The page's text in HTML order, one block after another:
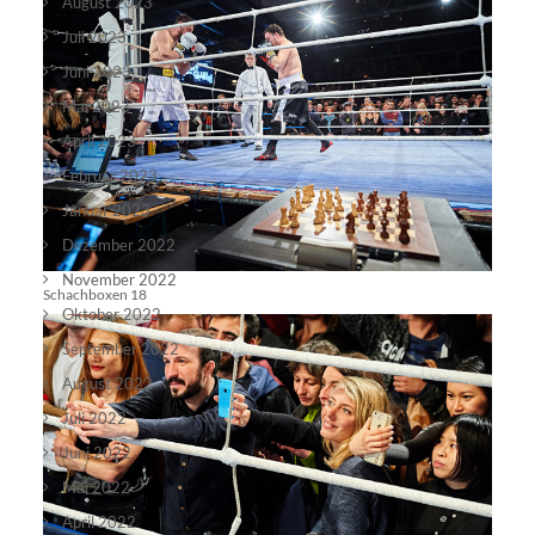
Schachboxen 18
Juli 2023
Juni 2023
Mai 2023
April 2023
Februar 2023
Januar 2023
Dezember 2022
November 2022
Oktober 2022
September 2022
August 2022
Juli 2022
Juni 2022
Mai 2022
April 2022